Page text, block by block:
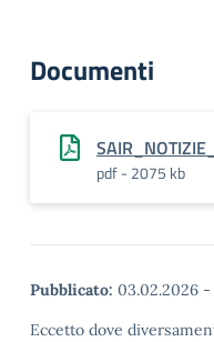
Documenti
pdf - 2075 kb
Pubblicato: 03.02.2026 -
Eccetto dove